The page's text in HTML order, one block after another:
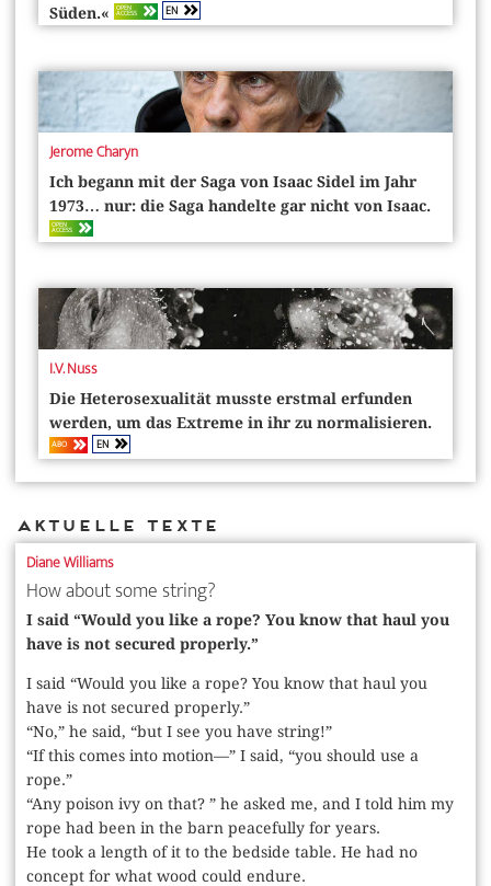
Süden.«
OPEN
ACCESS EN
Jerome Charyn
Ich begann mit der Saga von Isaac Sidel im Jahr
1973… nur: die Saga handelte gar nicht von Isaac.
OPEN
ACCESS
I.V. Nuss
Die Heterosexualität musste erstmal erfunden
werden, um das Extreme in ihr zu normalisieren.
ABO EN
Aktuelle Texte
Diane Williams
How about some string?
I said “Would you like a rope? You know that haul you
have is not secured properly.”
I said “Would you like a rope? You know that haul you
have is not secured properly.”
“No,” he said, “but I see you have string!”
“If this comes into motion—” I said, “you should use a
rope.”
“Any poison ivy on that? ” he asked me, and I told him my
rope had been in the barn peacefully for years.
He took a length of it to the bedside table. He had no
concept for what wood could endure.